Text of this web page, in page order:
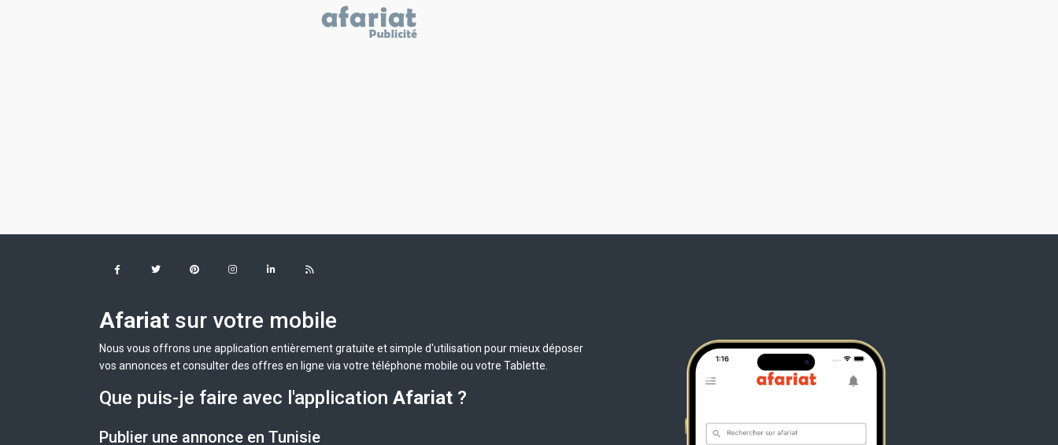
Afariat sur votre mobile
Nous vous offrons une application entièrement gratuite et simple d'utilisation pour mieux déposer
vos annonces et consulter des offres en ligne via votre téléphone mobile ou votre Tablette.
Que puis-je faire avec l'application Afariat ?
Publier une annonce en Tunisie